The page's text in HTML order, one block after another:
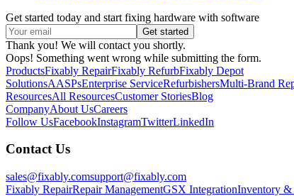
Get started today and start fixing hardware with software
Thank you! We will contact you shortly.
Oops! Something went wrong while submitting the form.
ProductsFixably RepairFixably RefurbFixably Depot
SolutionsAASPsEnterprise ServiceRefurbishersMulti-Brand
ResourcesAll ResourcesCustomer StoriesBlog
CompanyAbout UsCareers
Follow UsFacebookInstagramTwitterLinkedIn
Contact Us
sales@fixably.comsupport@fixably.com
Fixably RepairRepair ManagementGSX IntegrationInventory &